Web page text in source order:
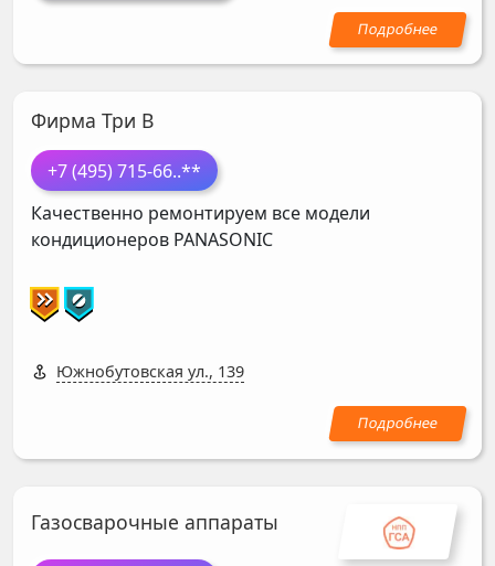
Фирма Три В
+7 (495) 715-66..**
Качественно ремонтируем все модели
кондиционеров PANASONIC
Южнобутовская ул., 139
Газосварочные аппараты